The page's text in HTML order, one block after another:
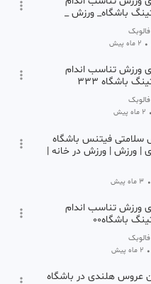
باشگاه_ ورزش _
_ سیکس پک ___
• 2 ماه پیش
ورزش تناسب اندام
باشگاه ۳۳۳
• 2 ماه پیش
سلامتی فیتنس باشگاه
| ورزش | ورزش در خانه |
• 3 ماه پیش
ورزش تناسب اندام
باشگاه۰۰
• 2 ماه پیش
عروس هلندی در باشگاه